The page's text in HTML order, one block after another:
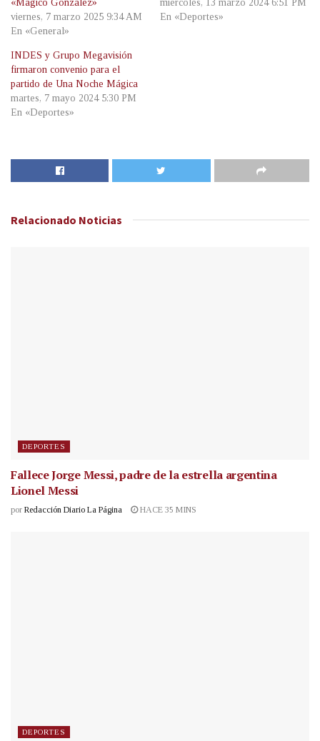
«Mágico González»
viernes, 7 marzo 2025 9:34 AM
En «General»
miércoles, 13 marzo 2024 6:51 PM
En «Deportes»
INDES y Grupo Megavisión
firmaron convenio para el
partido de Una Noche Mágica
martes, 7 mayo 2024 5:30 PM
En «Deportes»
Relacionado Noticias
DEPORTES
Fallece Jorge Messi, padre de la estrella argentina
Lionel Messi
por Redacción Diario La Página HACE 35 MINS
DEPORTES